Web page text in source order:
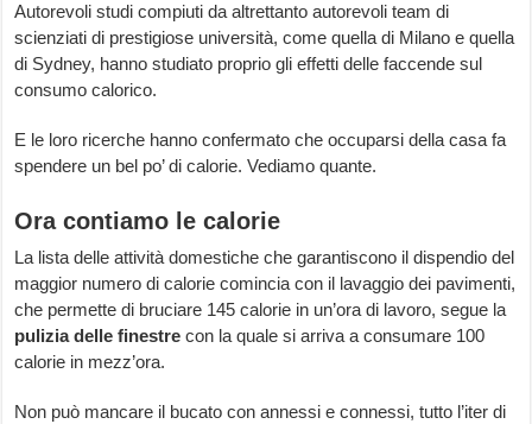
Autorevoli studi compiuti da altrettanto autorevoli team di
scienziati di prestigiose università, come quella di Milano e quella
di Sydney, hanno studiato proprio gli effetti delle faccende sul
consumo calorico.
E le loro ricerche hanno confermato che occuparsi della casa fa
spendere un bel po’ di calorie. Vediamo quante.
Ora contiamo le calorie
La lista delle attività domestiche che garantiscono il dispendio del
maggior numero di calorie comincia con il lavaggio dei pavimenti,
che permette di bruciare 145 calorie in un’ora di lavoro, segue la
pulizia delle finestre con la quale si arriva a consumare 100
calorie in mezz’ora.
Non può mancare il bucato con annessi e connessi, tutto l’iter di